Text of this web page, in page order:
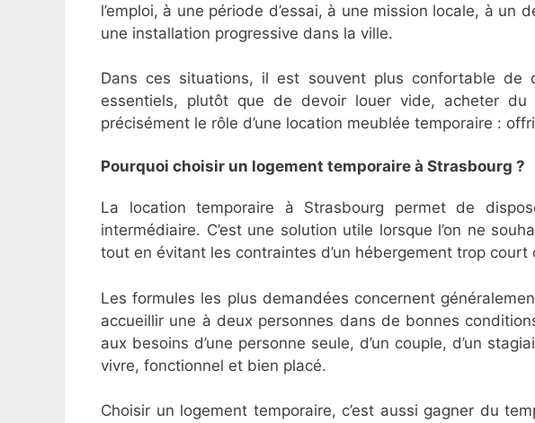
l’emploi, à une période d’essai, à une mission locale, à
une installation progressive dans la ville.
Dans ces situations, il est souvent plus confortable de
essentiels, plutôt que de devoir louer vide, acheter
précisément le rôle d’une location meublée temporaire :
Pourquoi choisir un logement temporaire à Strasbourg ?
La location temporaire à Strasbourg permet de
intermédiaire. C’est une solution utile lorsque l’on ne
tout en évitant les contraintes d’un hébergement trop
Les formules les plus demandées concernent
accueillir une à deux personnes dans de bonnes
aux besoins d’une personne seule, d’un couple, d’un
vivre, fonctionnel et bien placé.
Choisir un logement temporaire, c’est aussi gagner du